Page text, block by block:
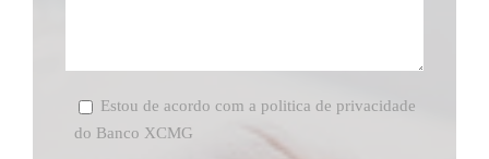
Estou de acordo com a politica de privacidade
do Banco XCMG